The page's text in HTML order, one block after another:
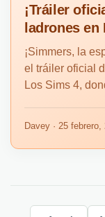
¡Tráiler
ladrones
¡Simmers, la
el tráiler oficial
Los Sims 4,
Davey · 25 febrero,